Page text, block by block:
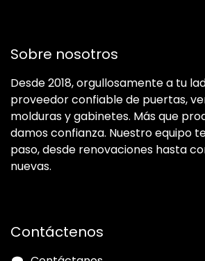
Sobre nosotros
Desde 2018, orgullosamente a tu
proveedor confiable de puertas,
molduras y gabinetes. Más que
damos confianza. Nuestro equipo
paso, desde renovaciones hasta
nuevas.
Contáctenos